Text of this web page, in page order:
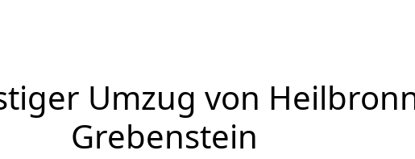
Umzug von
Grebenstein